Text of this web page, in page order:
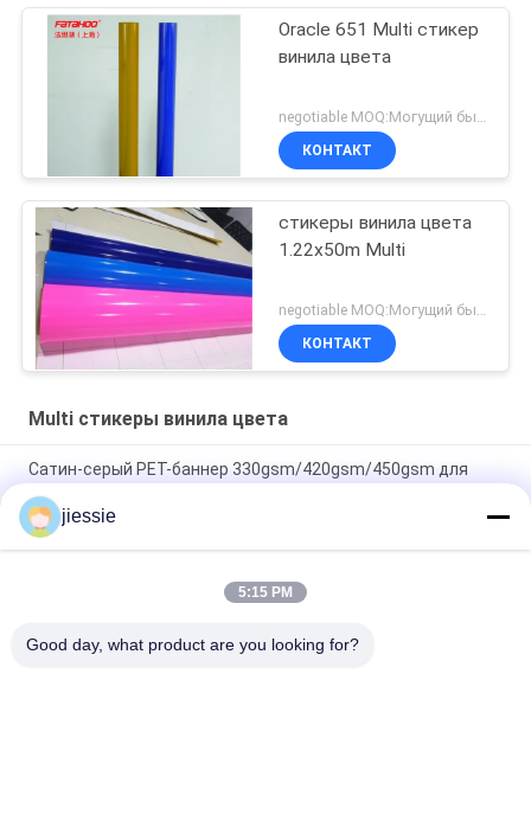
Oracle 651 Multi стикер
винила цвета
negotiable MOQ:Могущий быть предметом переговоров
КОНТАКТ
стикеры винила цвета
1.22x50m Multi
КОНТАКТ
Multi стикеры винила цвета
Сатин-серый PET-баннер 330gsm/420gsm/450gsm для
печати экологически растворимыми материалами
Блестящий / матовый картон упакованный виниловый клей
оконный пленка PVC наклейка цвет режущий винил
Лоснистые/штейновые другие цвета стикера винила
jiessie
5:15 PM
Good day, what product are you looking for?